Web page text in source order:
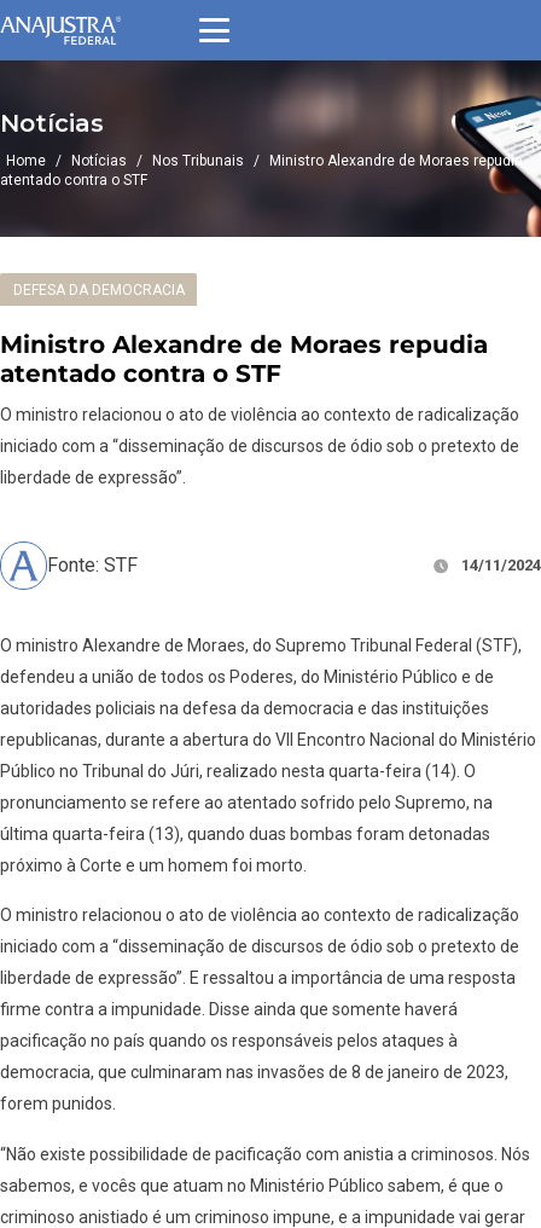
Notícias
Home / Notícias / Nos Tribunais /
Ministro Alexandre de Moraes repudia
atentado contra o STF
DEFESA DA DEMOCRACIA
Ministro Alexandre de Moraes repudia
atentado contra o STF
O ministro relacionou o ato de violência ao contexto de radicalização
iniciado com a “disseminação de discursos de ódio sob o pretexto de
liberdade de expressão”.
Fonte: STF 14/11/2024
O ministro Alexandre de Moraes, do Supremo Tribunal Federal (STF),
defendeu a união de todos os Poderes, do Ministério Público e de
autoridades policiais na defesa da democracia e das instituições
republicanas, durante a abertura do VII Encontro Nacional do Ministério
Público no Tribunal do Júri, realizado nesta quarta-feira (14). O
pronunciamento se refere ao atentado sofrido pelo Supremo, na
última quarta-feira (13), quando duas bombas foram detonadas
próximo à Corte e um homem foi morto.
O ministro relacionou o ato de violência ao contexto de radicalização
iniciado com a “disseminação de discursos de ódio sob o pretexto de
liberdade de expressão”. E ressaltou a importância de uma resposta
firme contra a impunidade. Disse ainda que somente haverá
pacificação no país quando os responsáveis pelos ataques à
democracia, que culminaram nas invasões de 8 de janeiro de 2023,
forem punidos.
“Não existe possibilidade de pacificação com anistia a criminosos. Nós
sabemos, e vocês que atuam no Ministério Público sabem, é que o
criminoso anistiado é um criminoso impune, e a impunidade vai gerar